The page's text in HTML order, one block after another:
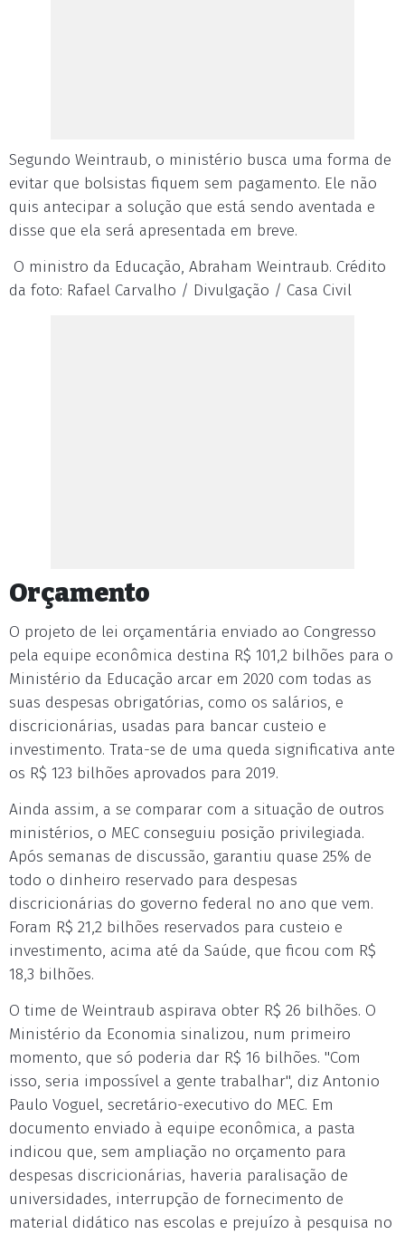
Segundo Weintraub, o ministério busca uma forma de
evitar que bolsistas fiquem sem pagamento. Ele não
quis antecipar a solução que está sendo aventada e
disse que ela será apresentada em breve.
O ministro da Educação, Abraham Weintraub. Crédito
da foto: Rafael Carvalho / Divulgação / Casa Civil
Orçamento
O projeto de lei orçamentária enviado ao Congresso
pela equipe econômica destina R$ 101,2 bilhões para o
Ministério da Educação arcar em 2020 com todas as
suas despesas obrigatórias, como os salários, e
discricionárias, usadas para bancar custeio e
investimento. Trata-se de uma queda significativa ante
os R$ 123 bilhões aprovados para 2019.
Ainda assim, a se comparar com a situação de outros
ministérios, o MEC conseguiu posição privilegiada.
Após semanas de discussão, garantiu quase 25% de
todo o dinheiro reservado para despesas
discricionárias do governo federal no ano que vem.
Foram R$ 21,2 bilhões reservados para custeio e
investimento, acima até da Saúde, que ficou com R$
18,3 bilhões.
O time de Weintraub aspirava obter R$ 26 bilhões. O
Ministério da Economia sinalizou, num primeiro
momento, que só poderia dar R$ 16 bilhões. "Com
isso, seria impossível a gente trabalhar", diz Antonio
Paulo Voguel, secretário-executivo do MEC. Em
documento enviado à equipe econômica, a pasta
indicou que, sem ampliação no orçamento para
despesas discricionárias, haveria paralisação de
universidades, interrupção de fornecimento de
material didático nas escolas e prejuízo à pesquisa no